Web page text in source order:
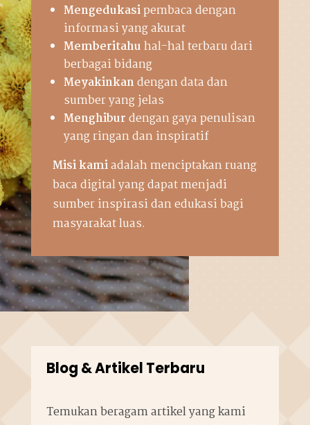
Mengedukasipembaca dengan
informasi yang akurat
Memberitahuhal-hal terbaru dari
berbagai bidang
Meyakinkandengan data dan
sumber yang jelas
Menghiburdengan gaya penulisan
yang ringan dan inspiratif
Misi kamiadalah menciptakan ruang
baca digital yang dapat menjadi
sumber inspirasi dan edukasi bagi
masyarakat luas.
Blog & Artikel Terbaru
Temukan beragam artikel yang kami